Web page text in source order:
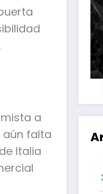
a
aún falta
Italia